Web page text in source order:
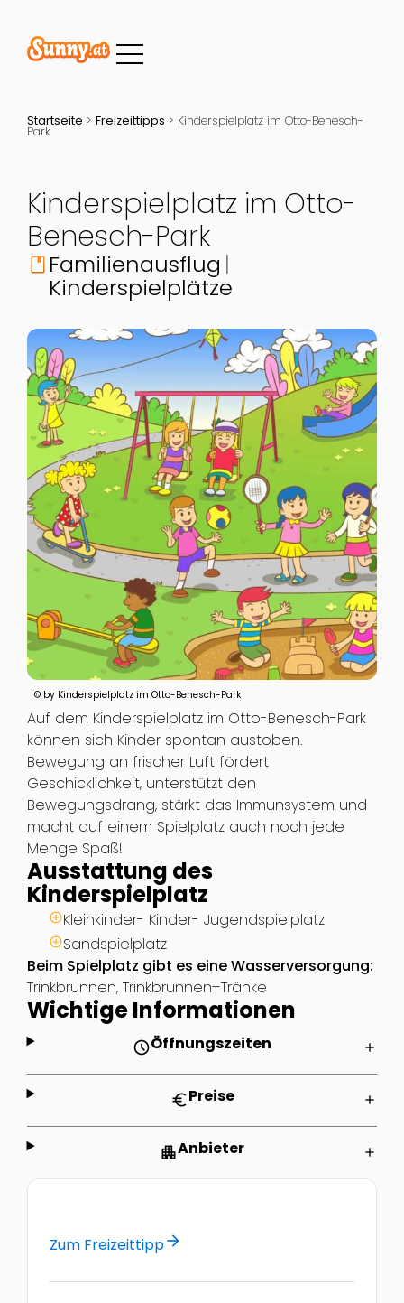
Startseite > Freizeittipps > Kinderspielplatz im Otto-Benesch-
Park
Kinderspielplatz im Otto-
Benesch-Park
book Familienausflug
Kinderspielplätze
© by Kinderspielplatz im Otto-Benesch-Park
Auf dem Kinderspielplatz im Otto-Benesch-Park
können sich Kinder spontan austoben.
Bewegung an frischer Luft fördert
Geschicklichkeit, unterstützt den
Bewegungsdrang, stärkt das Immunsystem und
macht auf einem Spielplatz auch noch jede
Menge Spaß!
Ausstattung des
Kinderspielplatz
Kleinkinder- Kinder- Jugendspielplatz
Sandspielplatz
Beim Spielplatz gibt es eine Wasserversorgung:
Trinkbrunnen, Trinkbrunnen+Tränke
Wichtige Informationen
scheduleÖffnungszeiten add
euroPreise add
apartmentAnbieter add
Zum Freizeittipparrow_forward